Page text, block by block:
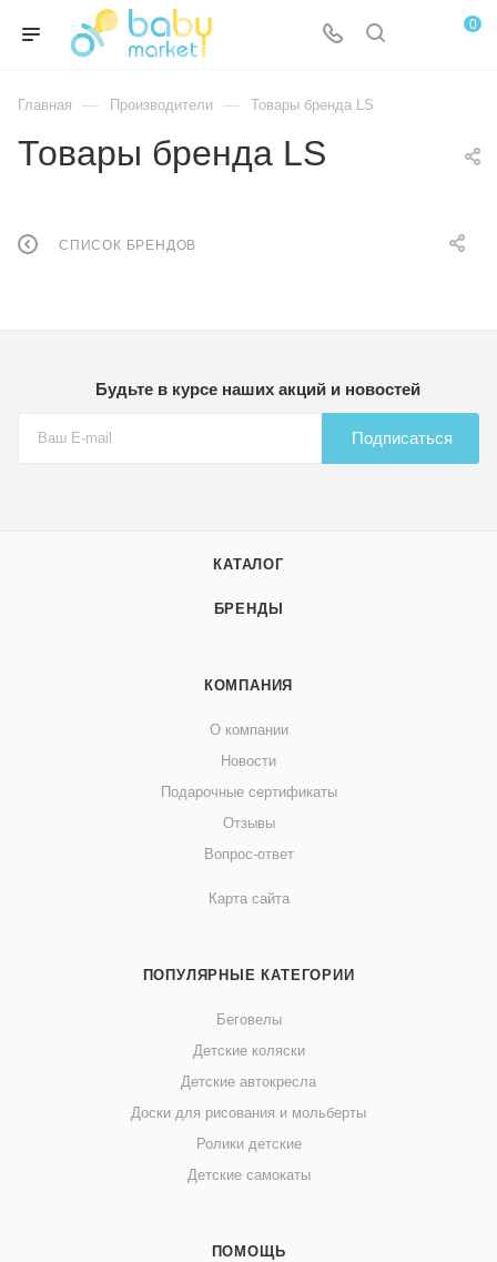
0
Главная — Производители — Товары бренда LS
Товары бренда LS
СПИСОК БРЕНДОВ
Будьте в курсе наших акций и новостей
Подписаться
КАТАЛОГ
БРЕНДЫ
КОМПАНИЯ
О компании
Новости
Подарочные сертификаты
Отзывы
Вопрос-ответ
Карта сайта
ПОПУЛЯРНЫЕ КАТЕГОРИИ
Беговелы
Детские коляски
Детские автокресла
Доски для рисования и мольберты
Ролики детские
Детские самокаты
ПОМОЩЬ